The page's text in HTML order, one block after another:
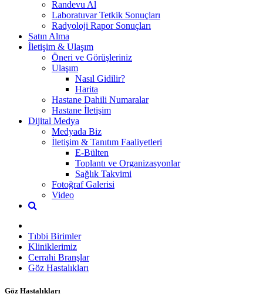
Randevu Al
Laboratuvar Tetkik Sonuçları
Radyoloji Rapor Sonuçları
Satın Alma
İletişim & Ulaşım
Öneri ve Görüşleriniz
Ulaşım
Nasıl Gidilir?
Harita
Hastane Dahili Numaralar
Hastane İletişim
Dijital Medya
Medyada Biz
İletişim & Tanıtım Faaliyetleri
E-Bülten
Toplantı ve Organizasyonlar
Sağlık Takvimi
Fotoğraf Galerisi
Video
Tıbbi Birimler
Kliniklerimiz
Cerrahi Branşlar
Göz Hastalıkları
Göz Hastalıkları